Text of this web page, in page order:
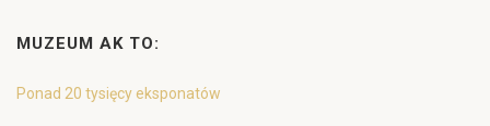
MUZEUM AK TO:
Ponad 20 tysięcy eksponatów